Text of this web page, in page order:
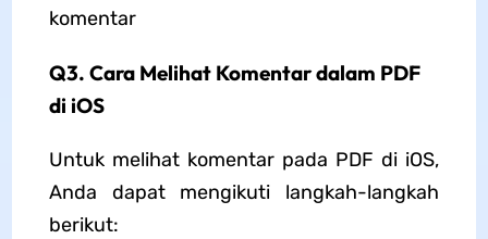
komentar
Q3. Cara Melihat Komentar dalam PDF
di iOS
Untuk melihat komentar pada PDF di iOS,
Anda dapat mengikuti langkah-langkah
berikut: